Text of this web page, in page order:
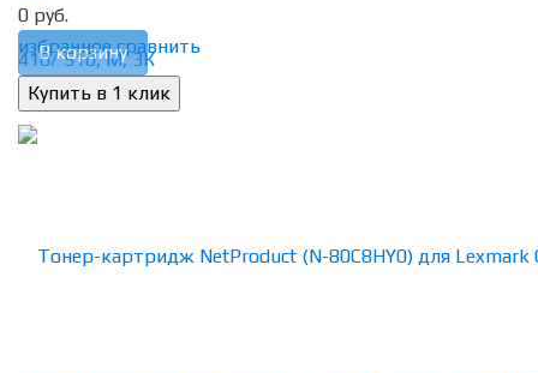
избранное сравнить
0 руб.
В корзину